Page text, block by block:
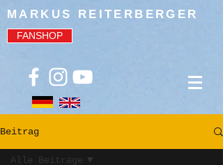
MARKUS REITERBERGER
FANSHOP
Beitrag
Alle Beiträge